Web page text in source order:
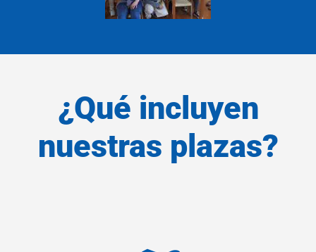
¿Qué incluyen
nuestras plazas?